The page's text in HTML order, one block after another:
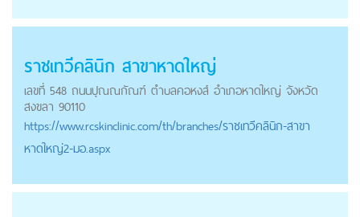
ราชเทวีคลินิก สาขาหาดใหญ่
เลขที่ 548 ถนนปุณณกัณฑ์ ตำบลคอหงส์ อำเภอหาดใหญ่ จังหวัด
สงขลา 90110
https://www.rcskinclinic.com/th/branches/ราชเทวีคลินิก-สาขา
หาดใหญ่2-มอ.aspx